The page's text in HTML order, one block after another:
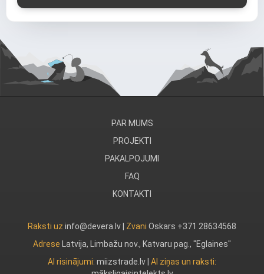
PAR MUMS
PROJEKTI
PAKALPOJUMI
FAQ
KONTAKTI
Raksti uz info@devera.lv | Zvani Oskars +371 28634568
Adrese
Latvija, Limbažu nov., Katvaru pag., "Eglaines"
AI risinājumi: miizstrade.lv AI ziņas un raksti: